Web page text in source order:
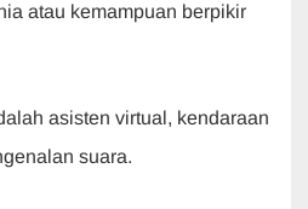
atau kemampuan berpikir
asisten virtual, kendaraan
suara.